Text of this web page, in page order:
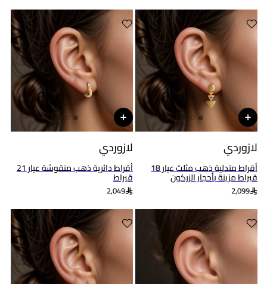
لازوردي
أقراط متدلية ذهب مثلث عيار 18
قيراط مزينة بأحجار الزركون
2,099
لازوردي
أقراط دائرية ذهب منقوشة عيار 21
قيراط
2,049